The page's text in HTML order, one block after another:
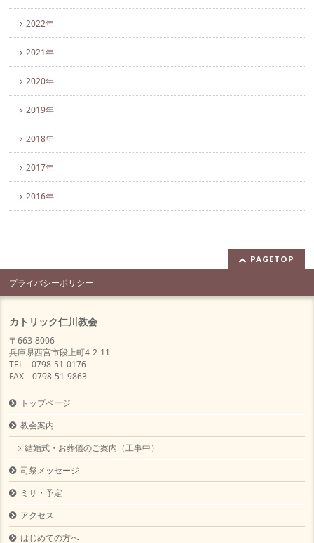
2022年
2021年
2020年
2019年
2018年
2017年
2016年
PAGETOP
プライバシーポリシー
カトリック仁川教会
〒663-8006
兵庫県西宮市段上町4-2-11
TEL 0798-51-0176
FAX 0798-51-9863
トップページ
教会案内
結婚式・お葬儀のご案内（工事中）
司祭メッセージ
ミサ・予定
アクセス
はじめての方へ